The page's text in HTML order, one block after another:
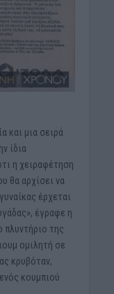
και μια σειρά
ίδια
η χειραφέτηση
θα αρχίσει να
έρχεται
έγραφε η
πλυντήριο της
ομιλητή σε
κρυβόταν,
κουμπιού